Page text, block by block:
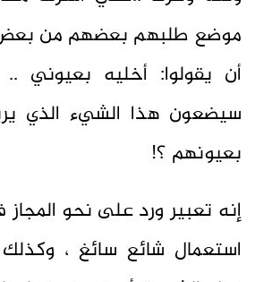
موضع طلبهم بعضهم من بعض
أن يقولوا: أخليه بعيوني
سيضعون هذا الشيء الذي
بعيونهم ؟!
إنه تعبير ورد على نحو المجاز
استعمال شائع سائغ ،